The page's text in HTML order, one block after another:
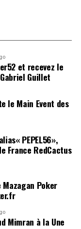
et recevez le
Guillet
le Main Event des
PEPEL56»,
France RedCactus
Mazagan Poker
Mimran à la Une